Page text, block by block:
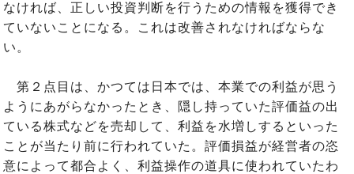
なければ、正しい投資判断を行うための情報を獲得でき
ていないことになる。これは改善されなければならな
い。
第２点目は、かつては日本では、本業での利益が思う
ようにあがらなかったとき、隠し持っていた評価益の出
ている株式などを売却して、利益を水増しするといった
ことが当たり前に行われていた。評価損益が経営者の恣
意によって都合よく、利益操作の道具に使われていたわ